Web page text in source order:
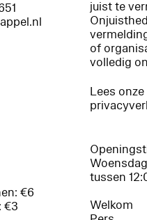
juist te
of
volledig
Lees onze
€6
€3
tussen
Welkom